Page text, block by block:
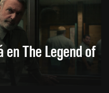
en The Legend of